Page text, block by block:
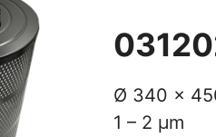
Ø 340 x
1 – 2 µm